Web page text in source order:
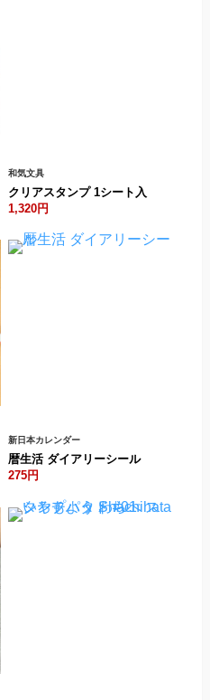
和気文具
クリアスタンプ 1シート入
1,320円
新日本カレンダー
暦生活 ダイアリーシール
275円